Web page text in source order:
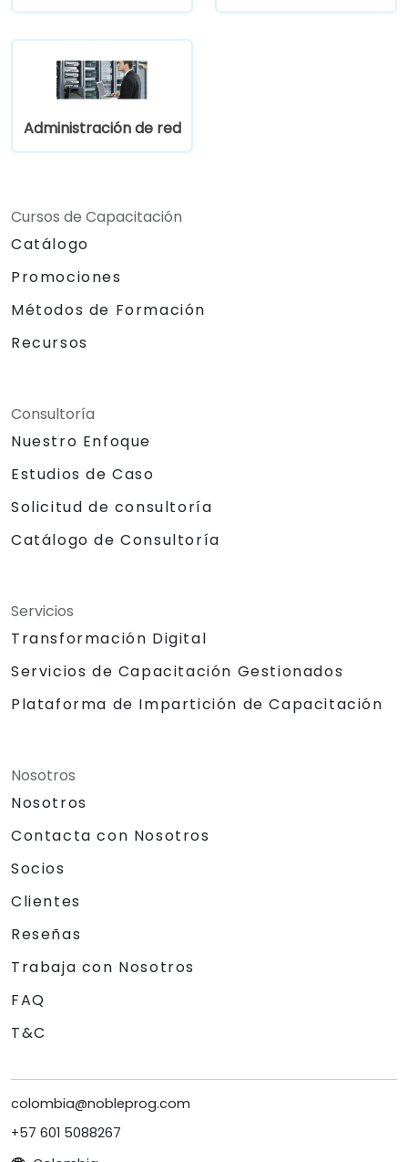
Administración de red
Cursos de Capacitación
Catálogo
Promociones
Métodos de Formación
Recursos
Consultoría
Nuestro Enfoque
Estudios de Caso
Solicitud de consultoría
Catálogo de Consultoría
Servicios
Transformación Digital
Servicios de Capacitación Gestionados
Plataforma de Impartición de Capacitación
Nosotros
Nosotros
Contacta con Nosotros
Socios
Clientes
Reseñas
Trabaja con Nosotros
FAQ
T&C
colombia@nobleprog.com
+57 601 5088267